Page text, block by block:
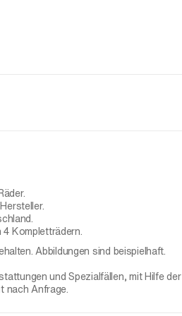
Kompletträdern.
Abbildungen sind beispielhaft.
und Spezialfällen, mit Hilfe der
nach Anfrage.